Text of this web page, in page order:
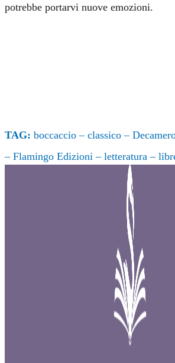
potrebbe portarvi nuove emozioni.
TAG: boccaccio – classico –
– Flamingo Edizioni – letteratura –